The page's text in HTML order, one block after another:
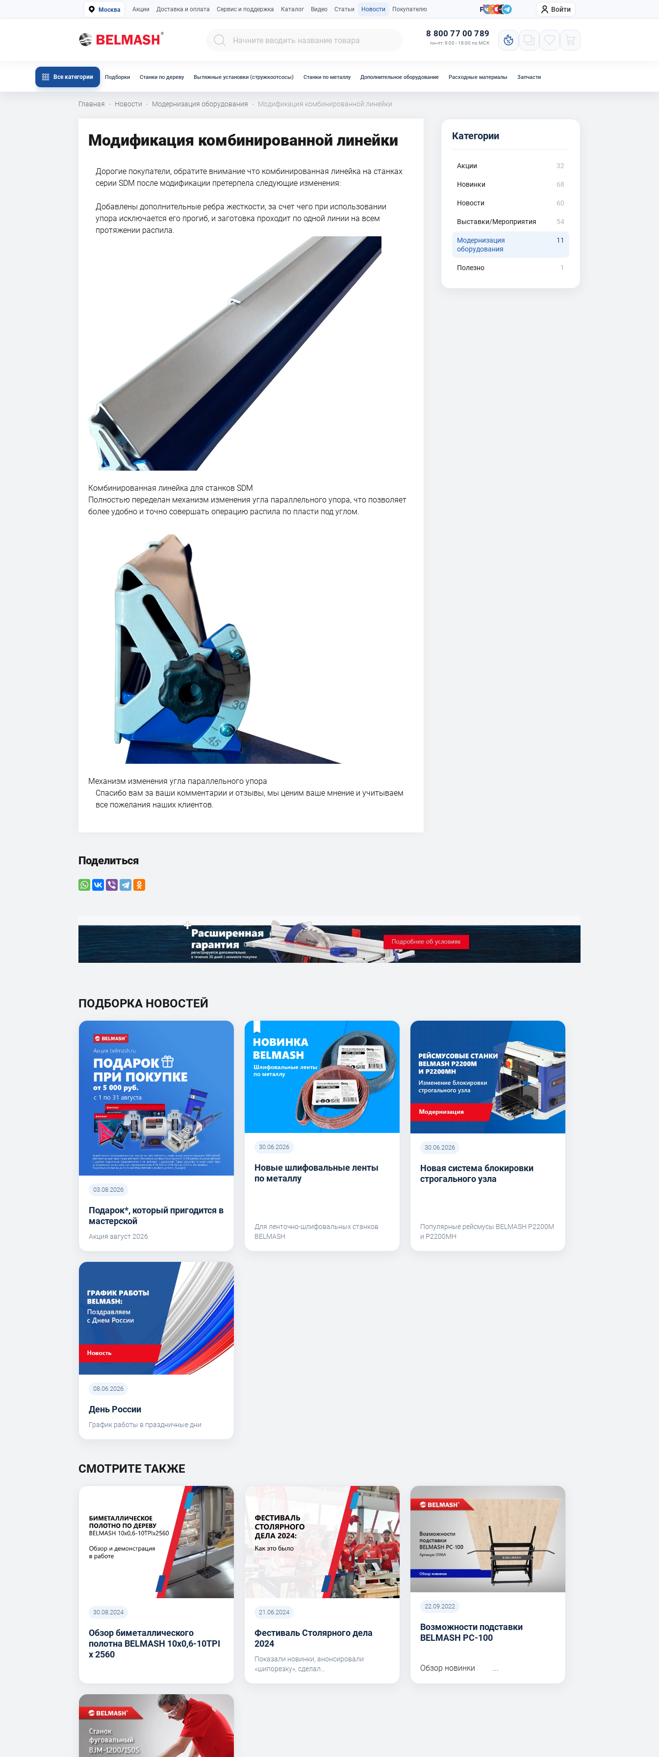
Москва Акции Доставка и оплата Сервис и поддержка Каталог Видео Статьи Новости Покупателю Компания Войти
8 800 77 00 789
пн-пт: 9:00 - 18:00 по МСК
Все категории Подборки Станки по дереву Вытяжные установки (стружкоотсосы) Станки по металлу Дополнительное оборудование Расходные материалы Запчасти
Главная · Новости · Модернизация оборудования · Модификация комбинированной линейки
Модификация комбинированной линейки
Дорогие покупатели, обратите внимание что комбинированная линейка на станках
серии SDM после модификации претерпела следующие изменения:
Добавлены дополнительные ребра жесткости, за счет чего при использовании
упора исключается его прогиб, и заготовка проходит по одной линии на всем
протяжении распила.
Комбинированная линейка для станков SDM
Полностью переделан механизм изменения угла параллельного упора, что позволяет
более удобно и точно совершать операцию распила по пласти под углом.
Механизм изменения угла параллельного упора
Спасибо вам за ваши комментарии и отзывы, мы ценим ваше мнение и учитываем
все пожелания наших клиентов.
Категории
Акции 32
Новинки 68
Новости 60
Выставки/Мероприятия 54
Модернизация
оборудования
11
Полезно 1
Поделиться
ПОДБОРКА НОВОСТЕЙ
03.08.2026
Подарок*, который пригодится в
мастерской
Акция август 2026
30.06.2026
Новые шлифовальные ленты
по металлу
Для ленточно-шлифовальных станков
BELMASH
30.06.2026
Новая система блокировки
строгального узла
Популярные рейсмусы BELMASH P2200M
и P2200MH
08.06.2026
День России
График работы в праздничные дни
СМОТРИТЕ ТАКЖЕ
30.08.2024
Обзор биметаллического
полотна BELMASH 10x0,6-10TPI
x 2560
21.06.2024
Фестиваль Столярного дела
2024
Показали новинки, анонсировали
«шипорезку», сделал...
22.09.2022
Возможности подставки
BELMASH PC-100
Обзор новинки ...